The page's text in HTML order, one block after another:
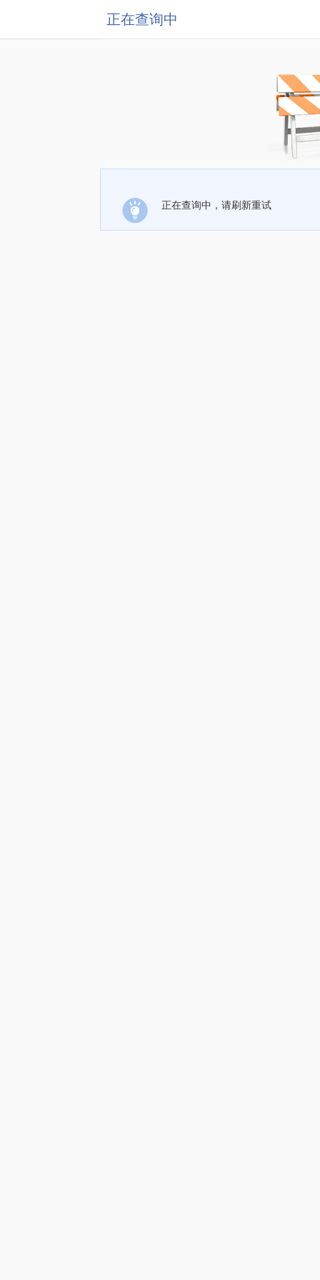
正在查询中
正在查询中，请刷新重试